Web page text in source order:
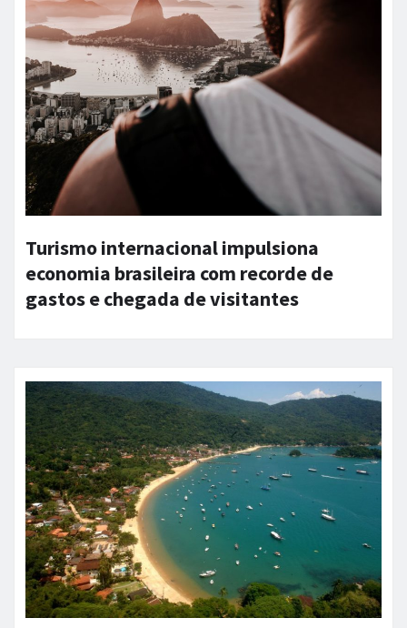
Turismo internacional impulsiona
economia brasileira com recorde de
gastos e chegada de visitantes